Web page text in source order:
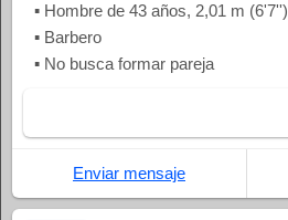
▪ Hombre de 43 años, 2,01 m (6'7'')
▪ Barbero
▪ No busca formar pareja
Enviar mensaje